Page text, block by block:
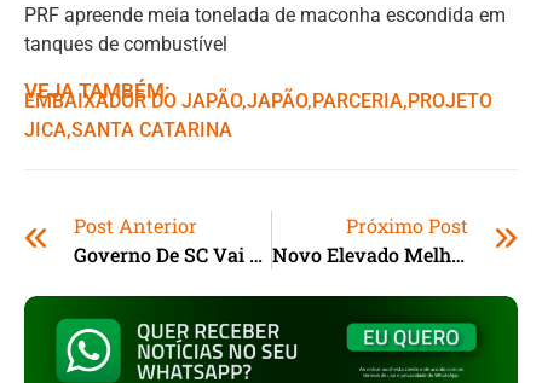
PRF apreende meia tonelada de maconha escondida em
tanques de combustível
VEJA TAMBÉM:
EMBAIXADOR DO JAPÃO,ㅤJAPÃO,ㅤPARCERIA,ㅤPROJETO
JICA,ㅤSANTA CATARINA
Post Anterior
Governo De SC Vai Ampliar Rede De Centros De Inovação
Próximo Post
Novo Elevado Melhora Trânsito E Acessos Em Chapecó (SC)